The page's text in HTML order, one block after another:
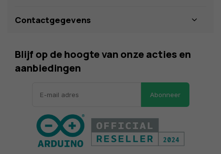
Contactgegevens
Blijf op de hoogte van onze acties en
aanbiedingen
Abonneer